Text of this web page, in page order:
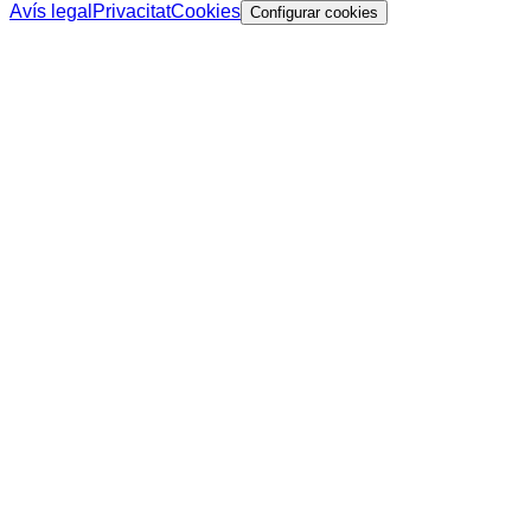
Avís legal PrivacitatCookies Configurar cookies